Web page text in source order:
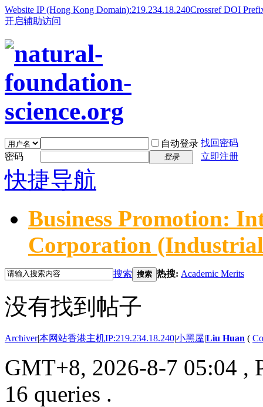
Website IP (Hong Kong Domain):219.234.18.240Crossref DOI
开启辅助访问
自动登录 找回密码
密码
登录 立即注册
快捷导航
Business Promotion:
Corporation
搜索 搜索 热搜: Academic Merits
没有找到帖子
Archiver|本网站香港主机IP:219.234.18.240|小黑屋|Liu Huan (
GMT+8, 2026-8-7 05:04 ,
16 queries .